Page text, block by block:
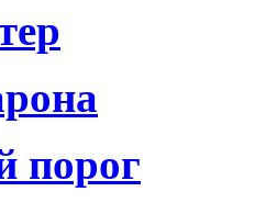
порог